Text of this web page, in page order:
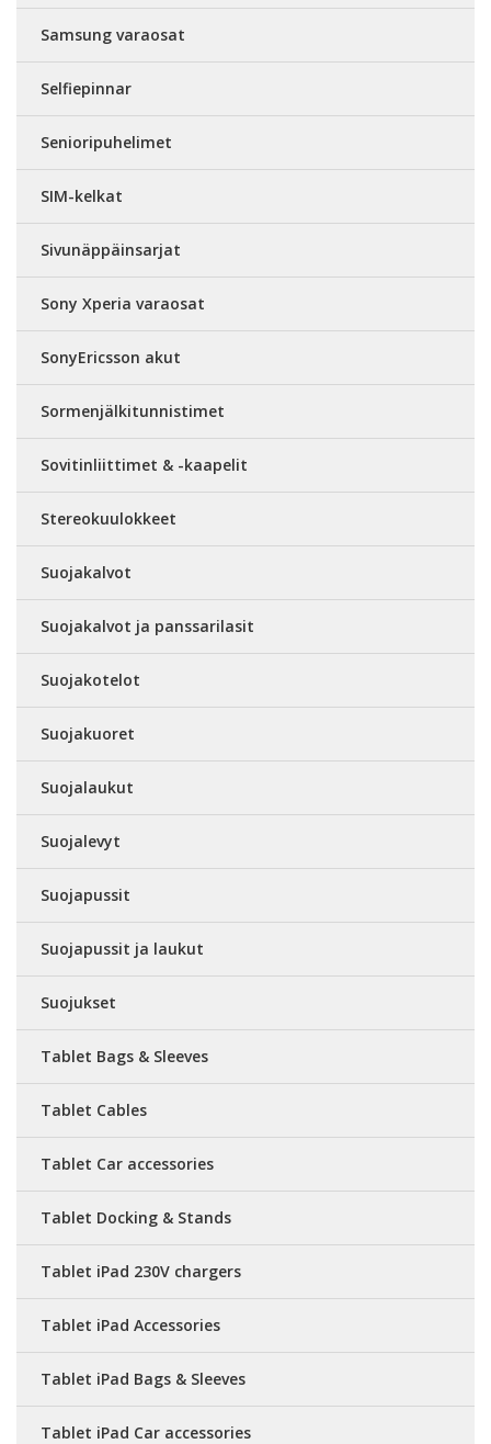
Samsung varaosat
Selfiepinnar
Senioripuhelimet
SIM-kelkat
Sivunäppäinsarjat
Sony Xperia varaosat
SonyEricsson akut
Sormenjälkitunnistimet
Sovitinliittimet & -kaapelit
Stereokuulokkeet
Suojakalvot
Suojakalvot ja panssarilasit
Suojakotelot
Suojakuoret
Suojalaukut
Suojalevyt
Suojapussit
Suojapussit ja laukut
Suojukset
Tablet Bags & Sleeves
Tablet Cables
Tablet Car accessories
Tablet Docking & Stands
Tablet iPad 230V chargers
Tablet iPad Accessories
Tablet iPad Bags & Sleeves
Tablet iPad Car accessories